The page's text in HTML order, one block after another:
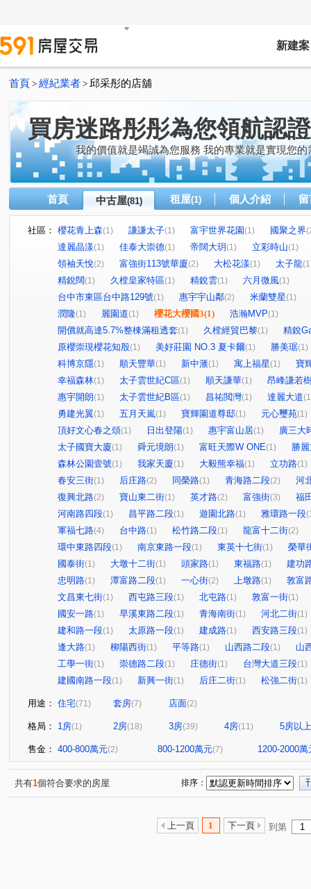
新建案
首頁 > 經紀業者 > 邱采彤的店舖
買房迷路彤彤為您領航認證
我的價值就是竭誠為您服務 我的專業就是實現您的
首頁 中古屋(81) 租屋(1) 個人介紹
社區： 櫻花青上森(1) 謙謙太子(1) 富宇世界花園(1) 國聚之界
達麗晶漾(1) 佳泰大崇德(1) 帝闊大玥(1) 立彩時山(1)
領袖天悅(2) 富強街113號華廈(2) 大松花漾(1) 太子龍
精銳闊(1) 久樘皇家特區(1) 精銳雲(1) 六月微風(1)
台中市東區台中路129號(1) 惠宇宇山鄰(2) 米蘭雙星(1)
潤隆(1) 麗園道(1) 櫻花大櫻國3(1) 浩瀚MVP(1)
開價就高達5.7%整棟滿租透套(1) 久樘經貿巴黎(1)
精銳
原櫻崇現櫻花知殷(1) 美好莊園 NO.3 夏卡爾(1) 勝美琚(1)
科博京隱(1) 順天豐華(1) 新中滙(1) 寓上福星(1)
寶
幸福森林(1) 太子雲世紀C區(1) 順天謙華(1)
昂峰謙若
惠宇開朗(1) 太子雲世紀B區(1) 昌祐閲灣(1) 達麗大道
勇建光翼(1) 五月天嵐(1) 寶輝園道尊邸(1) 元心璽苑(1)
頂好文心春之頌(1) 日出登陽(1) 惠宇富山居(1)
廣三大
太子國寶大廈(1) 舜元境朗(1) 富旺天際W ONE(1)
勝
森林公園壹號(1) 我家天廈(1) 大毅熊幸福(1) 立功路(1)
春安三街(1) 后庄路(2) 同榮路(1) 青海路二段(2)
河
復興北路(2) 寶山東二街(1) 英才路(2) 富強街(3)
福
河南路四段(1) 昌平路二段(1) 遊園北路(1) 雅環路一段
軍福七路(4) 台中路(1) 松竹路二段(1) 龍富十二街(2)
環中東路四段(1) 南京東路一段(1) 東英十七街(1)
榮華
國泰街(1) 大墩十二街(1) 頭家路(1) 東福路(1)
建功
忠明路(1) 潭富路二段(1) 一心街(2) 上墩路(1)
敦富
文昌東七街(1) 西屯路三段(1) 北屯路(1) 敦富一街(1)
國安一路(1) 旱溪東路二段(1) 青海南街(1) 河北二街(1)
建和路一段(1) 太原路一段(1) 建成路(1) 西安路三段(1)
逢大路(1) 柳陽西街(1) 平等路(1) 山西路二段(1)
山
工學一街(1) 崇德路二段(1) 庄德街(1) 台灣大道三段(1)
建國南路一段(1) 新興一街(1) 后庄二街(1) 松強二街(1)
用途： 住宅(71) 套房(7) 店面(2)
格局： 1房(1) 2房(18) 3房(39) 4房(11) 5房以上
售金： 400-800萬元(2) 800-1200萬元(7) 1200-2000萬
共有1個符合要求的房屋 排序：
上一頁 1 下一頁 到第